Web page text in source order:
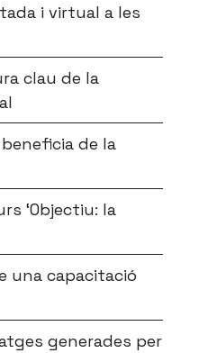
i virtual a les
clau de la
de la
‘Objectiu: la
una capacitació
generades per